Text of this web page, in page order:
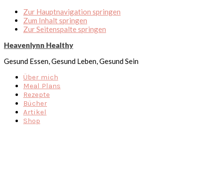
Zur Hauptnavigation springen
Zum Inhalt springen
Zur Seitenspalte springen
Heavenlynn Healthy
Gesund Essen, Gesund Leben, Gesund Sein
Über mich
Meal Plans
Rezepte
Bücher
Artikel
Shop